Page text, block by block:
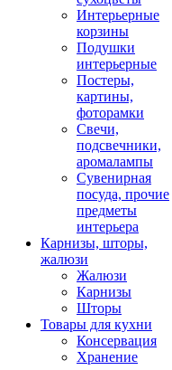
Интерьерные
корзины
Подушки
интерьерные
Постеры,
картины,
фоторамки
Свечи,
подсвечники,
аромалампы
Сувенирная
посуда, прочие
предметы
интерьера
Карнизы, шторы,
жалюзи
Жалюзи
Карнизы
Шторы
Товары для кухни
Консервация
Хранение